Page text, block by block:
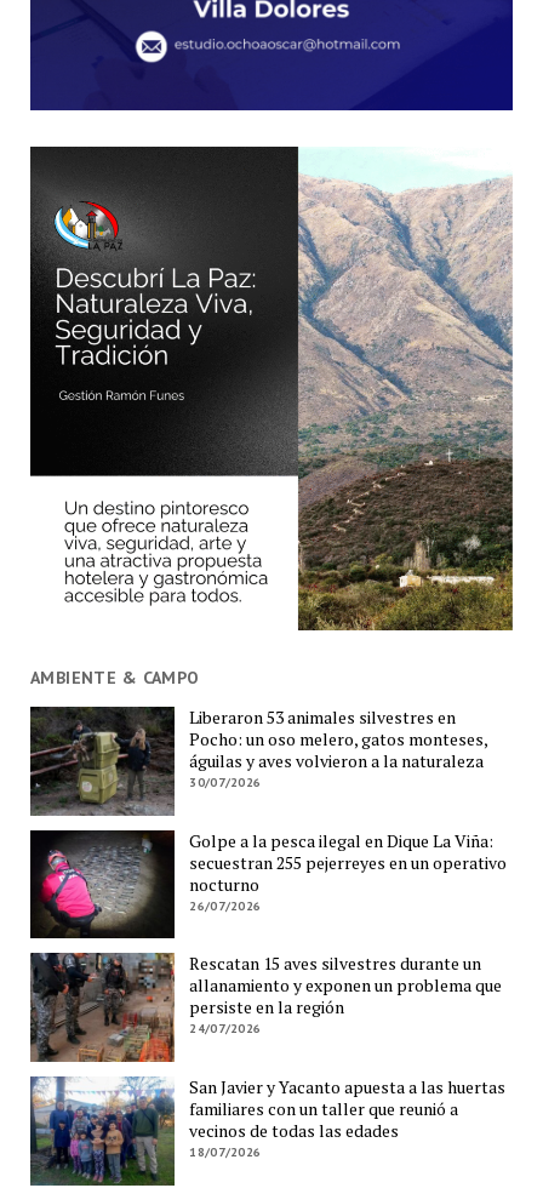
AMBIENTE & CAMPO
Liberaron 53 animales silvestres en
Pocho: un oso melero, gatos monteses,
águilas y aves volvieron a la naturaleza
30/07/2026
Golpe a la pesca ilegal en Dique La Viña:
secuestran 255 pejerreyes en un operativo
nocturno
26/07/2026
Rescatan 15 aves silvestres durante un
allanamiento y exponen un problema que
persiste en la región
24/07/2026
San Javier y Yacanto apuesta a las huertas
familiares con un taller que reunió a
vecinos de todas las edades
18/07/2026